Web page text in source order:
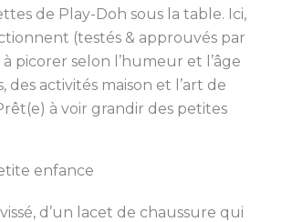
de Play-Doh sous la table. Ici,
(testés & approuvés par
picorer selon l’humeur et l’âge
des activités maison et l’art de
à voir grandir des petites
enfance
d’un lacet de chaussure qui